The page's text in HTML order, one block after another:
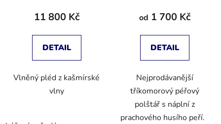
11 800 Kč
DETAIL
Vlněný pléd z kašmírské
vlny
od 1 700 Kč
DETAIL
Nejprodávanější
tříkomorový péřový
polštář s náplní z
prachového husího peří.